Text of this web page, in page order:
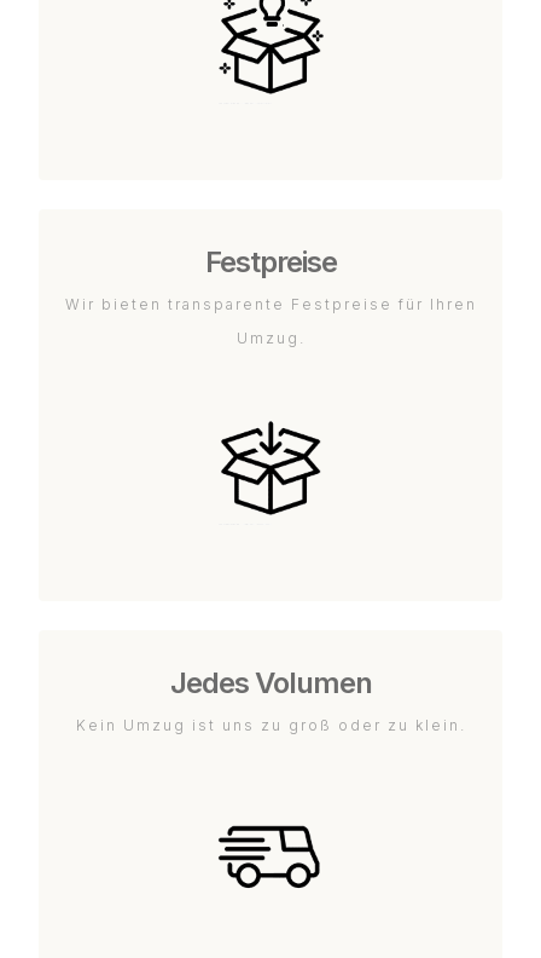
Festpreise
Wir bieten transparente Festpreise für Ihren
Umzug.
Jedes Volumen
Kein Umzug ist uns zu groß oder zu klein.